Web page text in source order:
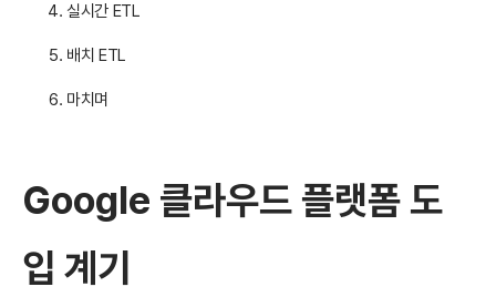
실시간 ETL
배치 ETL
마치며
Google 클라우드 플랫폼 도
입 계기